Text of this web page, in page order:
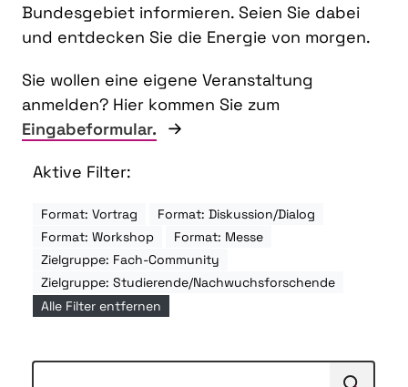
Bundesgebiet informieren. Seien Sie dabei
und entdecken Sie die Energie von morgen.
Sie wollen eine eigene Veranstaltung
anmelden? Hier kommen Sie zum
Eingabeformular.
Aktive Filter:
Format: Vortrag
Format: Diskussion/Dialog
Format: Workshop
Format: Messe
Zielgruppe: Fach-Community
Zielgruppe: Studierende/Nachwuchsforschende
Alle Filter entfernen